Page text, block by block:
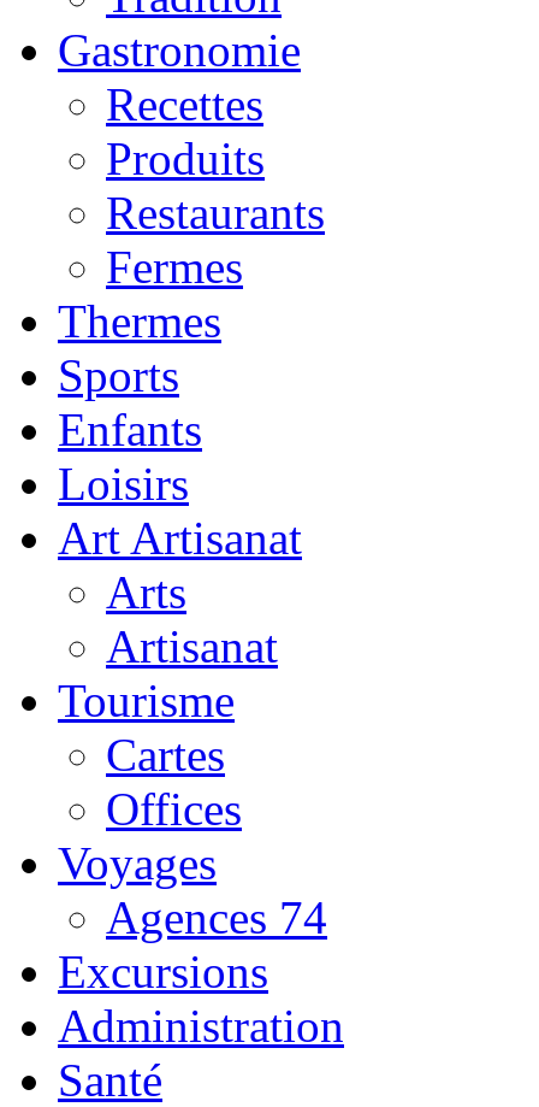
Gastronomie
Recettes
Produits
Restaurants
Fermes
Thermes
Sports
Enfants
Loisirs
Art Artisanat
Arts
Artisanat
Tourisme
Cartes
Offices
Voyages
Agences 74
Excursions
Administration
Santé